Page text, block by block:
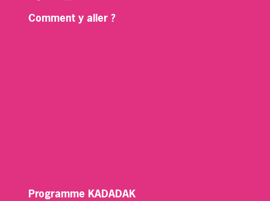
Comment y aller ?
Programme KADADAK